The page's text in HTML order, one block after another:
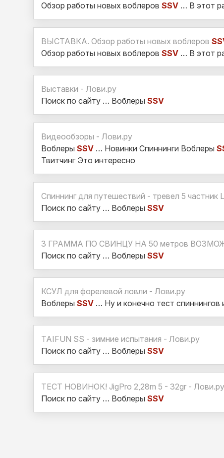
Обзор работы новых воблеров SSV … В этот
ВЫСТАВКА. Обзор работы новых воблеров
Обзор работы новых воблеров SSV … В этот
Выставки - Лови.ру
Поиск по сайту … Воблеры SSV
Видеообзоры - Лови.ру
Воблеры SSV … Новинки Спиннинги Воблеры
Твитчинг Это интересно
Спиннинг для путешествий - тревел 5 частник
Поиск по сайту … Воблеры SSV
3 ГРАММА ПО СВИНЦУ НА 50 метров
Поиск по сайту … Воблеры SSV
КСУЛ для форелевой ловли - Лови.ру
Воблеры SSV … Ну и конечно тест спиннингов
TAIFUN SS - зимние испытания - Лови.ру
Поиск по сайту … Воблеры SSV
ТЕСТ НОВИНОК! JigPro 2,28m 5 - 32gr - Лови.ру
Поиск по сайту … Воблеры SSV